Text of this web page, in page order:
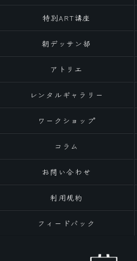
特別ART講座
朝デッサン部
アトリエ
レンタルギャラリー
ワークショップ
コラム
お問い合わせ
利用規約
フィードバック